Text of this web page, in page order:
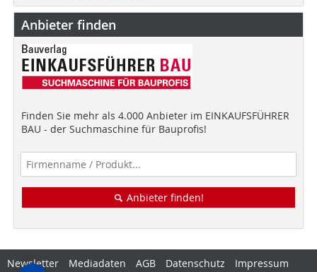
Anbieter finden
Finden Sie mehr als 4.000 Anbieter im EINKAUFSFÜHRER
BAU - der Suchmaschine für Bauprofis!
Anbieter finden!
Newsletter Mediadaten AGB Datenschutz
Impressum